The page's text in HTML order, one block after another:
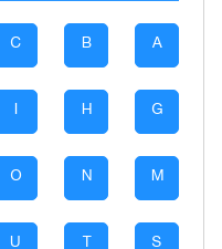
A
B
C
G
H
I
M
N
O
S
T
U